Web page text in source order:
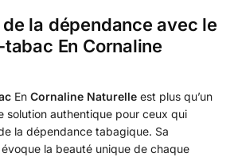
la dépendance avec le
En Cornaline
En Cornaline Naturelle est plus qu’un
solution authentique pour ceux qui
la dépendance tabagique. Sa
la beauté unique de chaque